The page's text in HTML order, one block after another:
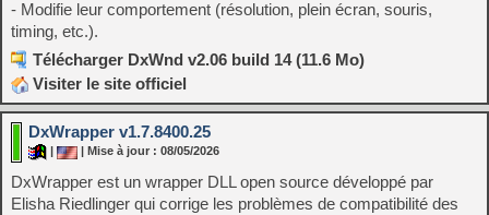
- Modifie leur comportement (résolution, plein écran, souris,
timing, etc.).
Télécharger DxWnd v2.06 build 14 (11.6 Mo)
Visiter le site officiel
DxWrapper v1.7.8400.25
| Mise à jour : 08/05/2026
DxWrapper est un wrapper DLL open source développé par
Elisha Riedlinger qui corrige les problèmes de compatibilité des